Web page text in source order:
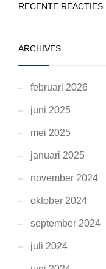
RECENTE REACTIES
ARCHIVES
februari 2026
juni 2025
mei 2025
januari 2025
november 2024
oktober 2024
september 2024
juli 2024